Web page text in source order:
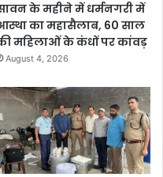
के महीने में धर्मनगरी में
का महासैलाब, 60 साल
महिलाओं के कंधों पर कांवड़
August 4, 2026